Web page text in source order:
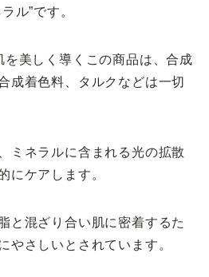
ル”です。
美しく導くこの商品は、合成
成着色料、タルクなどは一切
ミネラルに含まれる光の拡散
にケアします。
と混ざり合い肌に密着するた
やさしいとされています。